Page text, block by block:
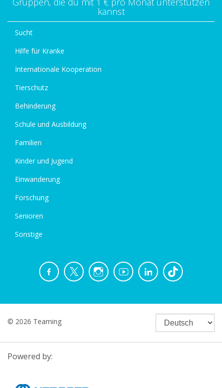
kannst
Sucht
Hilfe für Kranke
Internationale Kooperation
Tierschutz
Behinderung
Schule und Ausbildung
Familien
Kinder und Jugend
Einwanderung
Forschung
Senioren
Sonstige
© 2026 Teaming
Powered by: